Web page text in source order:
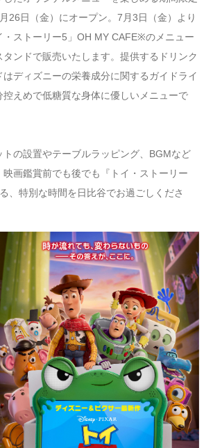
26日（金）にオープン。7月3日（金）より
・ストーリー5」OH MY CAFE※のメニュー
ンドで販売いたします。提供するドリンク
ディズニーの栄養成分に関するガイドライ
控えめで低糖質な身体に優しいメニューで
トの設置やテーブルラッピング、BGMなど
映画鑑賞前でも後でも『トイ・ストーリー
、特別な時間を日比谷でお過ごしくださ